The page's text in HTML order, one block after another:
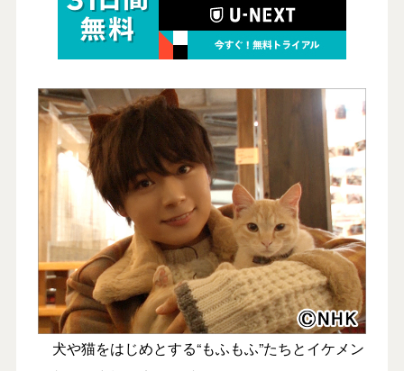
犬や猫をはじめとする“もふもふ”たちとイケメン